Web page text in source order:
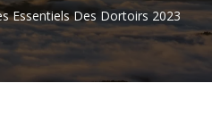
Essentiels Des Dortoirs 2023